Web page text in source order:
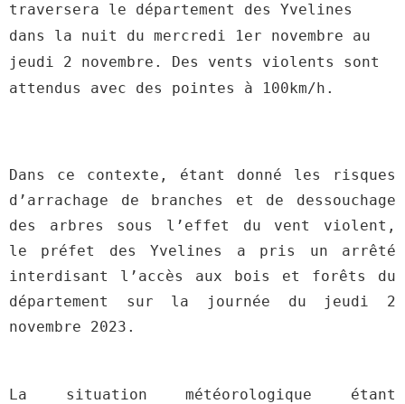
traversera le département des Yvelines
dans la nuit du mercredi 1er novembre au
jeudi 2 novembre. Des vents violents sont
attendus avec des pointes à 100km/h.
Dans ce contexte, étant donné les risques
d’arrachage de branches et de dessouchage
des arbres sous l’effet du vent violent,
le préfet des Yvelines a pris un arrêté
interdisant l’accès aux bois et forêts du
département sur la journée du jeudi 2
novembre 2023.
La situation météorologique étant